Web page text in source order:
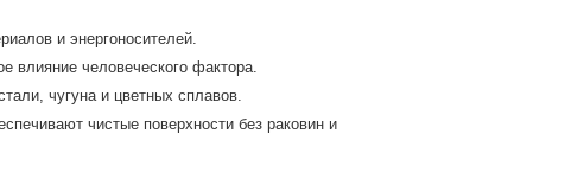
и энергоносителей.
влияние человеческого фактора.
чугуна и цветных сплавов.
чистые поверхности без раковин и